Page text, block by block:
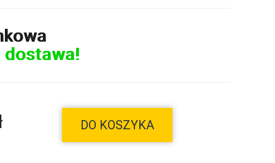
dostawa!
DO KOSZYKA